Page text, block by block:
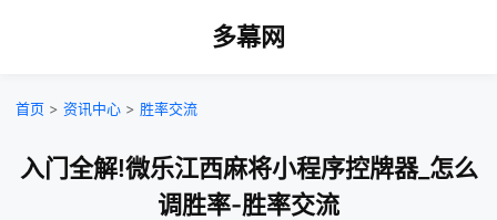
多幕网
首页 > 资讯中心 > 胜率交流
入门全解!微乐江西麻将小程序控牌器_怎么
调胜率-胜率交流